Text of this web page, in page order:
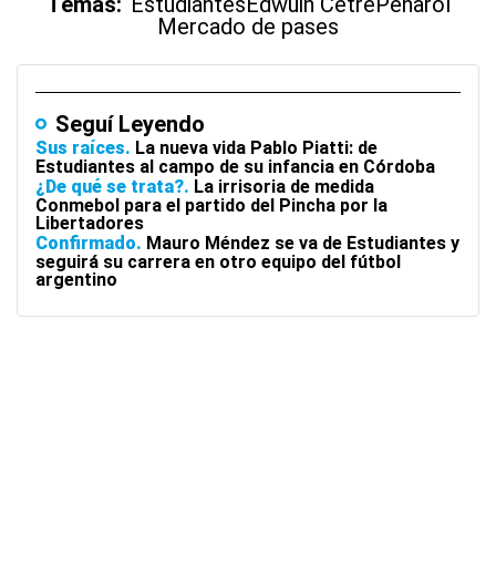
Mercado de pases
Seguí Leyendo
Sus raíces La nueva vida Pablo Piatti: de
Estudiantes al campo de su infancia en Córdoba
¿De qué se trata? La irrisoria de medida
Conmebol para el partido del Pincha por la
Libertadores
Confirmado Mauro Méndez se va de Estudiantes y
seguirá su carrera en otro equipo del fútbol
argentino